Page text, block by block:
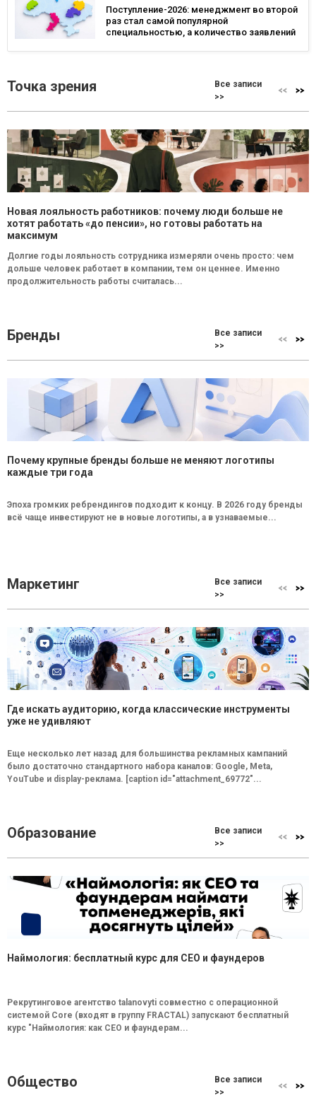
Поступление-2026: менеджмент во второй
раз стал самой популярной
специальностью, а количество заявлений
Точка зрения
Все записи
>>
Новая лояльность работников: почему люди больше не
хотят работать «до пенсии», но готовы работать на
максимум
Долгие годы лояльность сотрудника измеряли очень просто: чем
дольше человек работает в компании, тем он ценнее. Именно
продолжительность работы считалась...
Бренды
Все записи
>>
Почему крупные бренды больше не меняют логотипы
каждые три года
Эпоха громких ребрендингов подходит к концу. В 2026 году бренды
всё чаще инвестируют не в новые логотипы, а в узнаваемые...
Маркетинг
Все записи
>>
Где искать аудиторию, когда классические инструменты
уже не удивляют
Еще несколько лет назад для большинства рекламных кампаний
было достаточно стандартного набора каналов: Google, Meta,
YouTube и display-реклама. [caption id="attachment_69772"...
Образование
Все записи
>>
Наймология: бесплатный курс для CEO и фаундеров
Рекрутинговое агентство talanovyti совместно с операционной
системой Core (входят в группу FRACTAL) запускают бесплатный
курс "Наймология: как СEO и фаундерам...
Общество
Все записи
>>